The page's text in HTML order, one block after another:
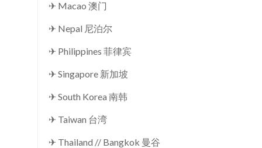
✈ Macao 澳门
✈ Nepal 尼泊尔
✈ Philippines 菲律宾
✈ Singapore 新加坡
✈ South Korea 南韩
✈ Taiwan 台湾
✈ Thailand // Bangkok 曼谷